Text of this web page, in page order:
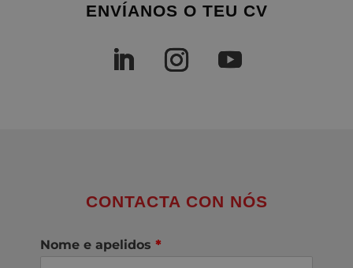
ENVÍANOS O TEU CV
CONTACTA CON NÓS
Nome e apelidos *